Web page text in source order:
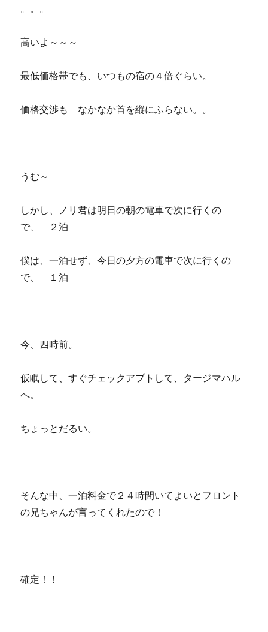
。。。
高いよ～～～
最低価格帯でも、いつもの宿の４倍ぐらい。
価格交渉も なかなか首を縦にふらない。。
うむ～
しかし、ノリ君は明日の朝の電車で次に行くの
で、 ２泊
僕は、一泊せず、今日の夕方の電車で次に行くの
で、 １泊
今、四時前。
仮眠して、すぐチェックアプトして、タージマハル
へ。
ちょっとだるい。
そんな中、一泊料金で２４時間いてよいとフロント
の兄ちゃんが言ってくれたので！
確定！！